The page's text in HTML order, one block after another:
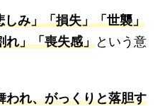
しみ」「損失」「世襲」
れ」「喪失感」という意
われ、がっくりと落胆す